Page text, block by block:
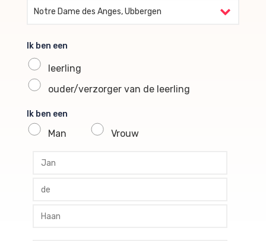
Locatie (optioneel)
Notre Dame des Anges, Ubbergen
Ik ben een
leerling
ouder/verzorger van de leerling
Ik ben een
Man Vrouw
profile voornaam
profile tussenvoegsel
profile achternaam